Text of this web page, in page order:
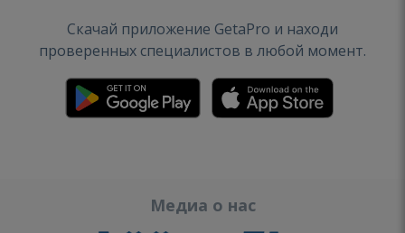
Скачай приложение GetaPro и находи
проверенных специалистов в любой момент.
Медиа о нас